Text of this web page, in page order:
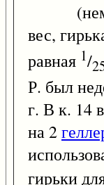
вес,
равная 1/
Р. был
г. В к. 14
на 2
гирьки